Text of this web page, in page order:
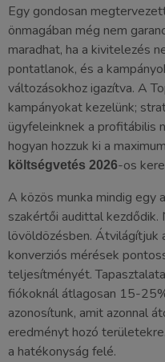
Egy gondosan
önmagában még nem
maradhat, ha a kivitelezés
pontatlanok, és a
változásokhoz igazítva. A
kampányokat kezelünk;
ügyfeleinknek a profitábilis
hogyan hozzuk ki a
költségvetés 2026-os
A közös munka mindig egy
szakértői audittal kezdődik.
lövöldözésben. Átvilágítjuk
konverziós mérések
teljesítményét.
fiókoknál átlagosan 15-
azonosítunk, amit azonnal
eredményt hozó
a hatékonyság felé.